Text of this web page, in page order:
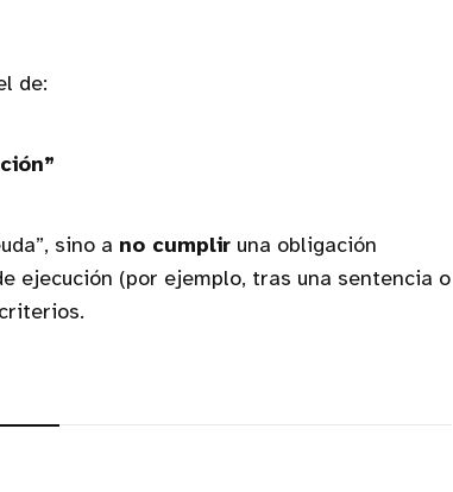
de:
sino a no cumplir una obligación
ejecución (por ejemplo, tras una sentencia o